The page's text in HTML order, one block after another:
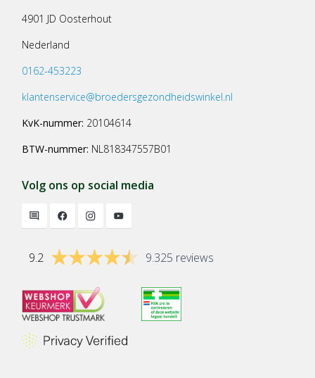
4901 JD Oosterhout
Nederland
0162-453223
klantenservice@broedersgezondheidswinkel.nl
KvK-nummer: 20104614
BTW-nummer: NL818347557B01
Volg ons op social media
9.2 9.325 reviews